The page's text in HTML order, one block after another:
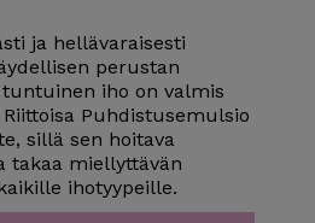
ja hellävaraisesti
perustan
iho on valmis
Puhdistusemulsio
sillä sen hoitava
takaa miellyttävän
ihotyypeille.